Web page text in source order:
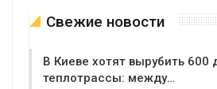
Свежие новости
В Киеве хотят вырубить 600
теплотрассы: между…